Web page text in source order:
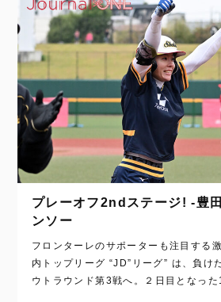
プレーオフ2ndステージ! -豊
ンソー
フロンターレのサポーターも注目する
内トップリーグ “JD”リーグ” は、負け
ウトラウンド第3戦へ。２日目となっ